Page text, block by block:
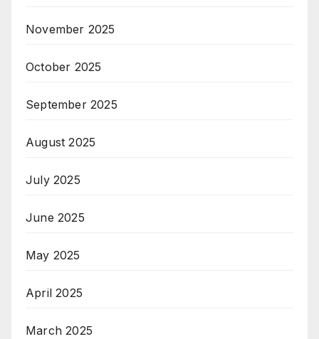
November 2025
October 2025
September 2025
August 2025
July 2025
June 2025
May 2025
April 2025
March 2025